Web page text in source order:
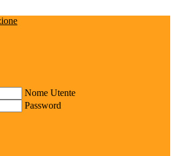
Nome Utente
Password